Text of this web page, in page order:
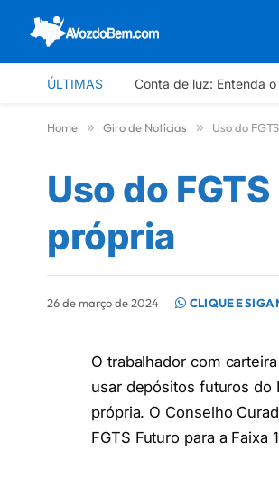
ÚLTIMAS Conta de luz: Entenda
Home » Giro de Notícias » Uso do
Uso do
própria
26 de março de 2024 CLIQUE E SIGA
O trabalhador com
usar depósitos futuros do
própria. O Conselho
FGTS Futuro para a Faixa